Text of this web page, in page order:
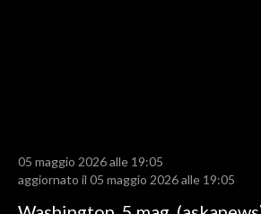
RISULTATI E CLASSIFICHE
05 maggio 2026 alle 19:05
aggiornato il 05 maggio 2026 alle 19:05